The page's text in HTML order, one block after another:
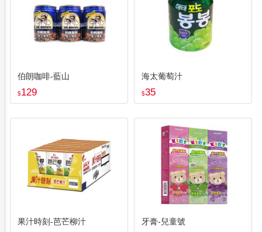
伯朗咖啡-藍山
$129
海太葡萄汁
$35
果汁時刻-芭芒柳汁 牙膏-兒童號